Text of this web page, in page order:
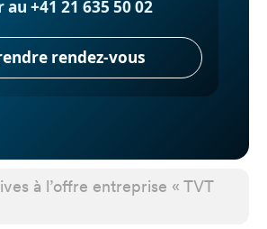
au +41 21 635 50 02
rendez-vous
à l’offre entreprise « TVT